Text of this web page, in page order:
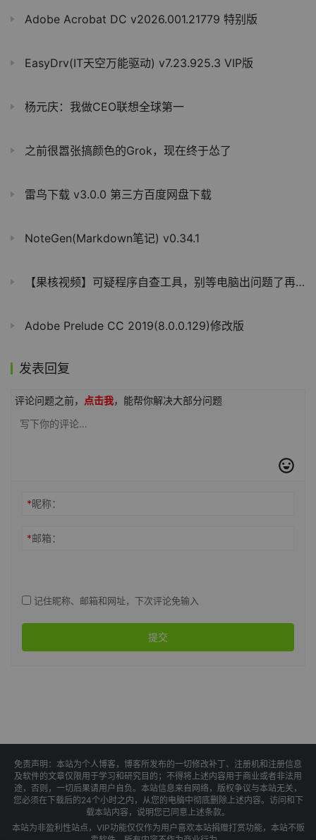
Adobe Acrobat DC v2026.001.21779 特别版
EasyDrv(IT天空万能驱动) v7.23.925.3 VIP版
杨元庆：我做CEO联想全球第一
之前很嚣张搞颜色的Grok，现在终于怂了
雷鸟下载 v3.0.0 第三方百度网盘下载
NoteGen(Markdown笔记) v0.34.1
【果核视频】可疑程序自查工具，别等电脑出问题了再后悔
Adobe Prelude CC 2019(8.0.0.129)修改版
发表回复
评论问题之前， 点击我，能帮你解决大部分问题
*昵称：
*邮箱：
记住昵称、邮箱和网址，下次评论免输入
提交
免责声明：本站为个人博客，博客所发布的一切修改补丁、注册机和注册信息
及软件的文章仅限用于学习和研究目的；不得将上述内容用于商业或者非法用
途，否则，一切后果请用户自负。本站信息来自网络，版权争议与本站无关，
您必须在下载后的24个小时之内，从您的电脑中彻底删除上述内容。访问和下
载本站内容，说明您已同意上述条款。
本站为非盈利性站点，VIP功能仅仅作为用户喜欢本站捐赠打赏功能，本站不贩